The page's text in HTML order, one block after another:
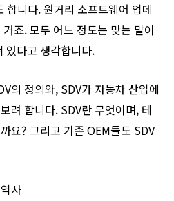
니다. 원거리 소프트웨어 업데
죠. 모두 어느 정도는 맞는 말이
있다고 생각합니다.
의 정의와, SDV가 자동차 산업에
려 합니다. SDV란 무엇이며, 테
요? 그리고 기존 OEM들도 SDV
사